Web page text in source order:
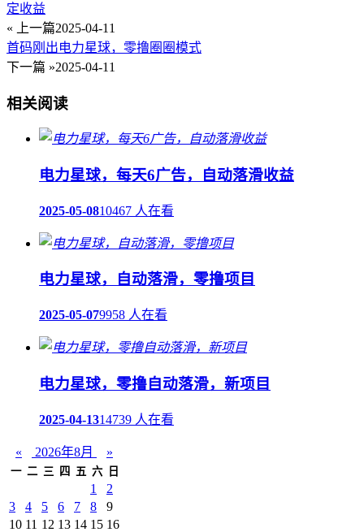
定收益
« 上一篇2025-04-11
首码刚出电力星球，零撸圈圈模式
下一篇 »2025-04-11
相关阅读
电力星球，每天6广告，自动落滑收益
2025-05-0810467 人在看
电力星球，自动落滑，零撸项目
2025-05-079958 人在看
电力星球，零撸自动落滑，新项目
2025-04-1314739 人在看
« 2026年8月 »
一 二 三 四 五 六 日
1
2
3
4 5 6 7 8
9
10 11 12 13 14 15 16